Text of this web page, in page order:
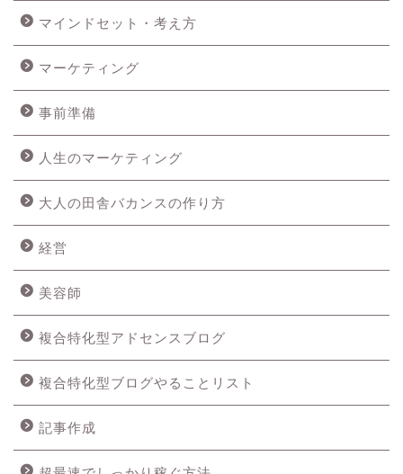
マインドセット・考え方
マーケティング
事前準備
人生のマーケティング
大人の田舎バカンスの作り方
経営
美容師
複合特化型アドセンスブログ
複合特化型ブログやることリスト
記事作成